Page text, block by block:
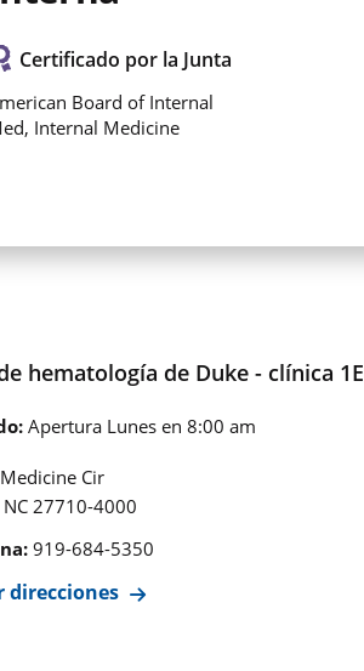
Certificado por la Junta
Board of Internal
Internal Medicine
hematología de Duke - clínica 1E
Apertura Lunes en 8:00 am
Cir
NC 27710-4000
919-684-5350
direcciones